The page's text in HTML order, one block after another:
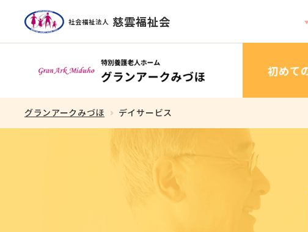
社会福祉法人 慈雲福祉会
理事長あいさつ
スタッフ紹介
初めて
グランアークみづほ デイサービス